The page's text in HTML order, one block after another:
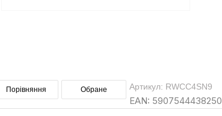
Порівняння Обране Артикул: RWCC4SN9
EAN: 5907544438250